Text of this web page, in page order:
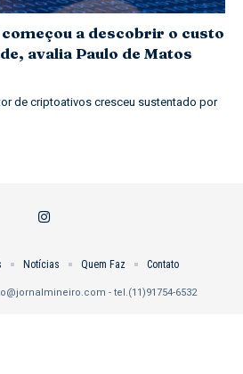
a descobrir o custo
avalia Paulo de Matos
de criptoativos cresceu sustentado por
- tel.(11)91754-6532
Notícias Quem Faz Contato